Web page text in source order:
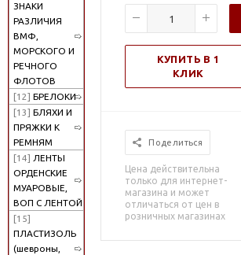
ЗНАКИ
РАЗЛИЧИЯ
ВМФ,
МОРСКОГО И
РЕЧНОГО
ФЛОТОВ
[12] БРЕЛОКИ
[13] БЛЯХИ И
ПРЯЖКИ К
РЕМНЯМ
[14] ЛЕНТЫ
ОРДЕНСКИЕ
МУАРОВЫЕ,
ВОП С ЛЕНТОЙ
[15]
ПЛАСТИЗОЛЬ
(шевроны,
КУПИТЬ В 1
КЛИК
Поделиться
Цена действительна
только для интернет-
магазина и может
отличаться от цен в
розничных магазинах